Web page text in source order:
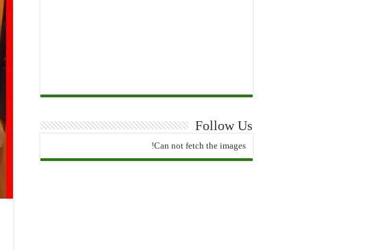
Follow Us
Can not fetch the images!